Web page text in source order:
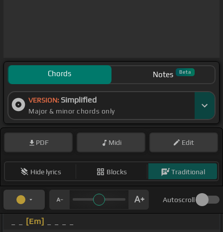
Chords Notes Beta
VERSION: Simplified
Major & minor chords only
PDF Midi Edit
Hide lyrics Blocks Traditional
Autoscroll
[Em]